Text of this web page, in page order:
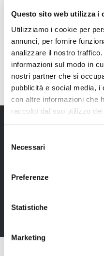
Questo sito web utilizza i
Utilizziamo i cookie per
annunci, per fornire
analizzare il nostro
informazioni sul modo in
nostri partner che si
pubblicità e social media, i
con altre informazioni che
raccolto dal suo utilizzo
delNecessari
Preferenze
Statistiche
Marketing
Newsletter
informazioni utili in
Iscriviti alla Newsletter